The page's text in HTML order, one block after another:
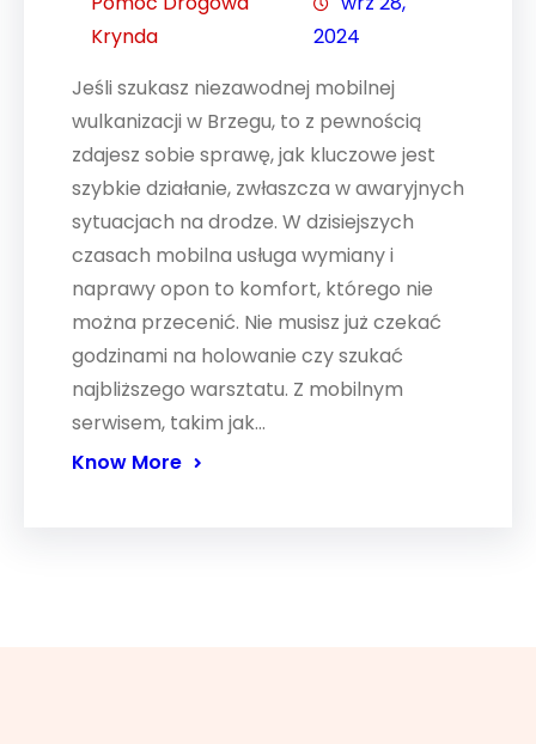
Krynda
2024
Jeśli szukasz niezawodnej mobilnej
wulkanizacji w Brzegu, to z pewnością
zdajesz sobie sprawę, jak kluczowe jest
szybkie działanie, zwłaszcza w awaryjnych
sytuacjach na drodze. W dzisiejszych
czasach mobilna usługa wymiany i
naprawy opon to komfort, którego nie
można przecenić. Nie musisz już czekać
godzinami na holowanie czy szukać
najbliższego warsztatu. Z mobilnym
serwisem, takim jak…
Know More